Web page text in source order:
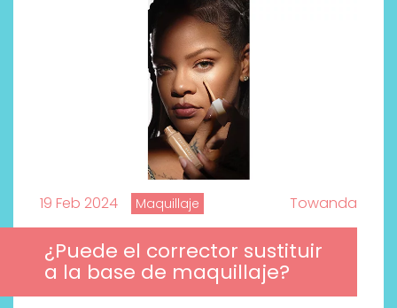
19 Feb 2024 Maquillaje Towanda
¿Puede el corrector sustituir
a la base de maquillaje?